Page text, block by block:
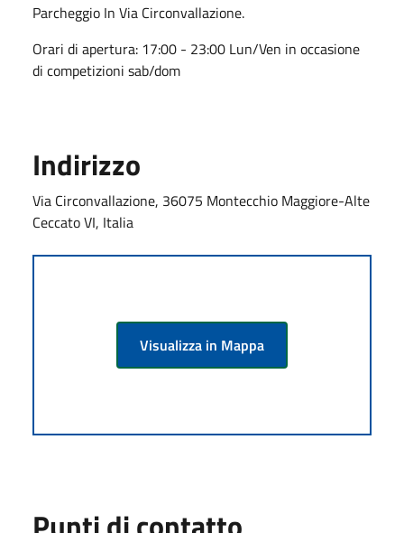
Parcheggio In Via Circonvallazione.
Orari di apertura: 17:00 - 23:00 Lun/Ven in occasione
di competizioni sab/dom
Indirizzo
Via Circonvallazione, 36075 Montecchio Maggiore-Alte
Ceccato VI, Italia
Visualizza in Mappa